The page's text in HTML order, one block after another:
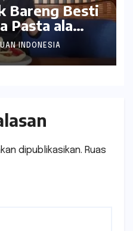
Bareng Besti
Pasta ala
INDONESIA
dipublikasikan. Ruas